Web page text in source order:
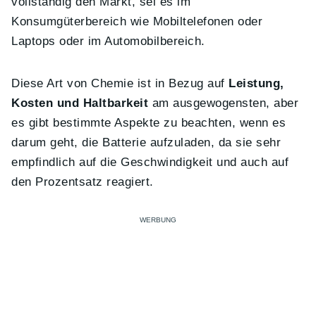
Konsumgüterbereich wie Mobiltelefonen oder
Laptops oder im Automobilbereich.
Diese Art von Chemie ist in Bezug auf Leistung,
Kosten und Haltbarkeit am ausgewogensten, aber
es gibt bestimmte Aspekte zu beachten, wenn es
darum geht, die Batterie aufzuladen, da sie sehr
empfindlich auf die Geschwindigkeit und auch auf
den Prozentsatz reagiert.